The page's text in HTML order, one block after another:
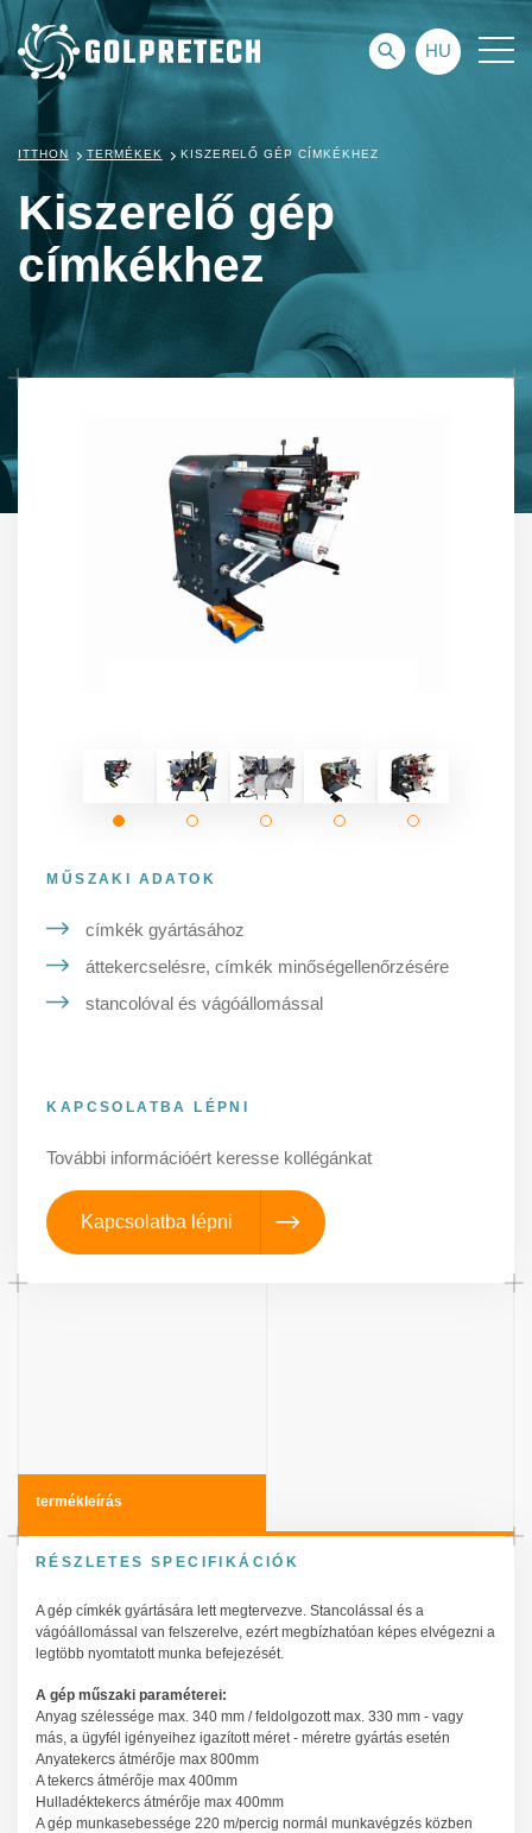
HU
ITTHON TERMÉKEK KISZERELŐ GÉP CÍMKÉKHEZ
Kiszerelő gép
címkékhez
MŰSZAKI ADATOK
címkék gyártásához
áttekercselésre, címkék minőségellenőrzésére
stancolóval és vágóállomással
KAPCSOLATBA LÉPNI
További információért keresse kollégánkat
Kapcsolatba lépni
termékleírás
RÉSZLETES SPECIFIKÁCIÓK
A gép címkék gyártására lett megtervezve. Stancolással és a
vágóállomással van felszerelve, ezért megbízhatóan képes elvégezni a
legtöbb nyomtatott munka befejezését.
A gép műszaki paraméterei:
Anyag szélessége max. 340 mm / feldolgozott max. 330 mm - vagy
más, a ügyfél igényeihez igazított méret - méretre gyártás esetén
Anyatekercs átmérője max 800mm
A tekercs átmérője max 400mm
Hulladéktekercs átmérője max 400mm
A gép munkasebessége 220 m/percig normál munkavégzés közben